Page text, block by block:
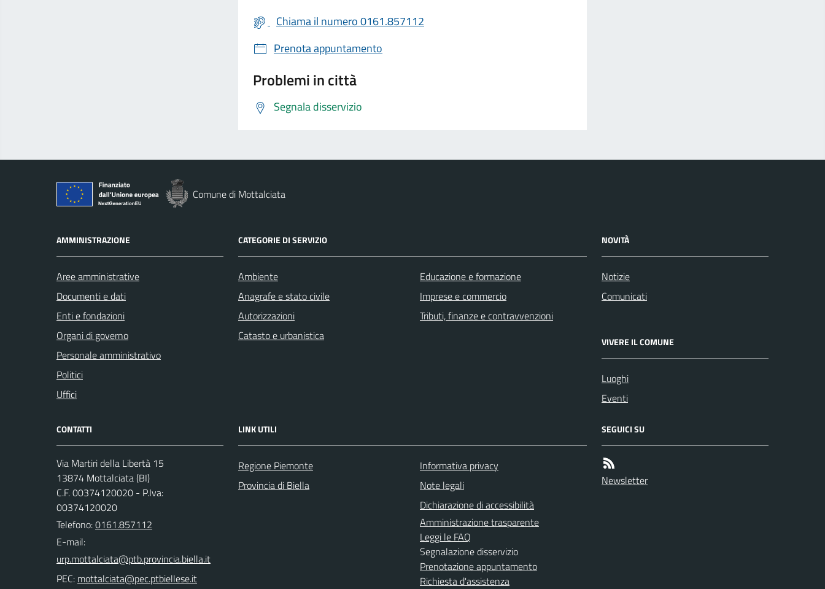
Chiama il numero 0161.857112
Prenota appuntamento
Problemi in città
Segnala disservizio
Comune di Mottalciata
AMMINISTRAZIONE
Aree amministrative
Documenti e dati
Enti e fondazioni
Organi di governo
Personale amministrativo
Politici
Uffici
CATEGORIE DI SERVIZIO
Ambiente
Anagrafe e stato civile
Autorizzazioni
Catasto e urbanistica
Educazione e formazione
Imprese e commercio
Tributi, finanze e contravvenzioni
NOVITÀ
Notizie
Comunicati
VIVERE IL COMUNE
Luoghi
Eventi
CONTATTI
Via Martiri della Libertà 15
13874 Mottalciata (BI)
C.F. 00374120020 - P.Iva:
00374120020
Telefono:0161.857112
E-mail:
PEC:
LINK UTILI
Regione Piemonte
Provincia di Biella
Informativa privacy
Note legali
Dichiarazione di accessibilità
Amministrazione trasparente
Leggi le FAQ
Segnalazione disservizio
Prenotazione appuntamento
Richiesta d'assistenza
SEGUICI SU
Newsletter